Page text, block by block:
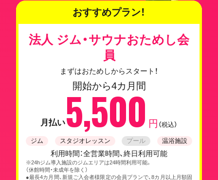
おすすめプラン！
法人 ジム・サウナおためし会
員
まずはおためしからスタート！
開始から4カ月間
月払い5,500 円 （税込）
ジム スタジオレッスン プール 温浴施設
利用時間：全営業時間、終日利用可能
※24hジム導入施設のジムエリアは24時間利用可能。
（休館時間・未成年を除く）
●最長4カ月間、新規ご入会者様限定の会員プランで、8カ月以上月額固